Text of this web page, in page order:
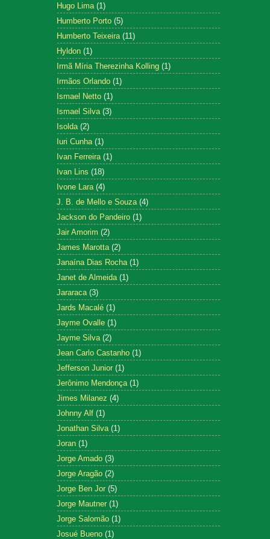
Hugo Lima (1)
Humberto Porto (5)
Humberto Teixeira (11)
Hyldon (1)
Irmã Míria Therezinha Kolling (1)
Irmãos Orlando (1)
Ismael Netto (1)
Ismael Silva (3)
Isolda (2)
Iuri Cunha (1)
Ivan Ferreira (1)
Ivan Lins (18)
Ivone Lara (4)
J. B. de Mello e Souza (4)
Jackson do Pandeiro (1)
Jair Amorim (2)
James Marotta (2)
Janaína Dias Rocha (1)
Janet de Almeida (1)
Jararaca (3)
Jards Macalé (1)
Jayme Ovalle (1)
Jayme Silva (2)
Jean Carlo Castanho (1)
Jefferson Junior (1)
Jerônimo Mendonça (1)
Jimes Milanez (4)
Johnny Alf (1)
Jonathan Silva (1)
Joran (1)
Jorge Amado (3)
Jorge Aragão (2)
Jorge Ben Jor (5)
Jorge Mautner (1)
Jorge Salomão (1)
Josué Bueno (1)